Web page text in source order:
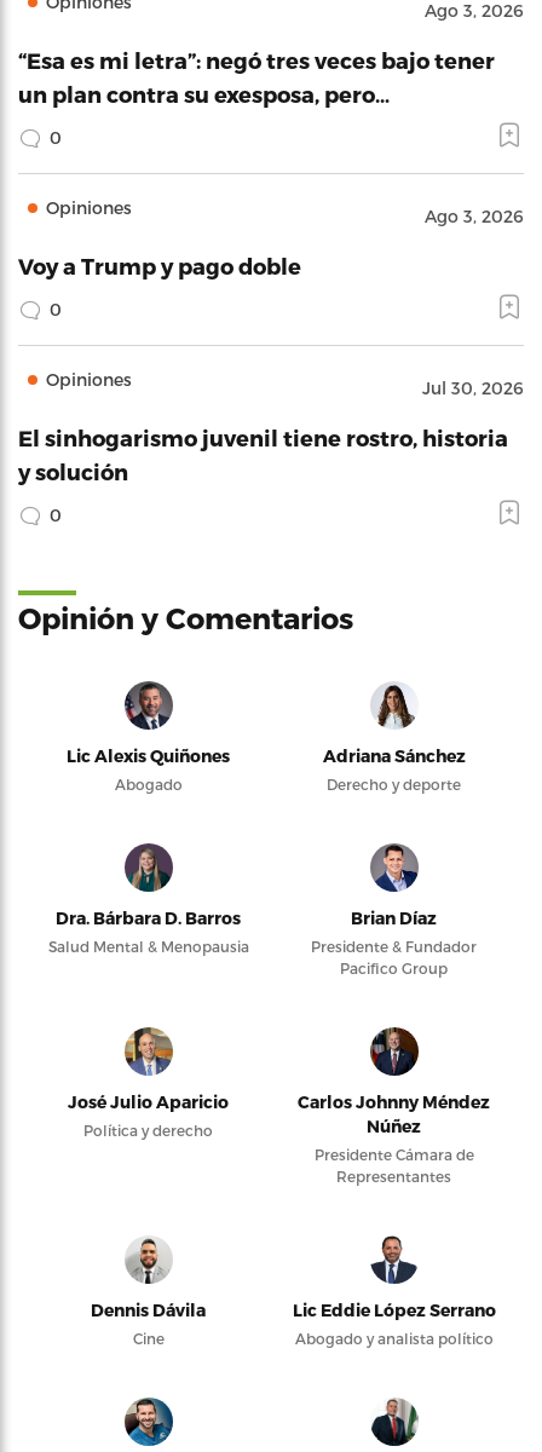
Ago 3, 2026
“Esa es mi letra”: negó tres veces bajo tener
un plan contra su exesposa, pero…
0
Opiniones Ago 3, 2026
Voy a Trump y pago doble
0
Opiniones Jul 30, 2026
El sinhogarismo juvenil tiene rostro, historia
y solución
0
Opinión y Comentarios
Lic Alexis Quiñones
Abogado
Adriana Sánchez
Derecho y deporte
Dra. Bárbara D. Barros
Salud Mental & Menopausia
Brian Díaz
Presidente & Fundador
Pacifico Group
José Julio Aparicio
Política y derecho
Carlos Johnny Méndez
Núñez
Presidente Cámara de
Representantes
Dennis Dávila
Cine
Lic Eddie López Serrano
Abogado y analista político